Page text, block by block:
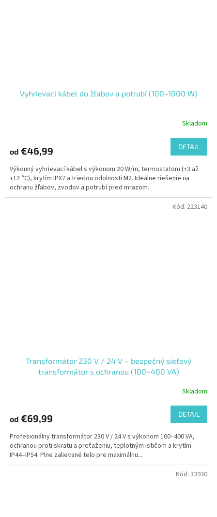
Vyhrievací kábel do žľabov a potrubí (100–1000 W)
Skladom
od €46,99 DETAIL
Výkonný vyhrievací kábel s výkonom 20 W/m, termostatom (+3 až
+12 °C), krytím IPX7 a triedou odolnosti M2. Ideálne riešenie na
ochranu žľabov, zvodov a potrubí pred mrazom.
Transformátor 230 V / 24 V – bezpečný sieťový
transformátor s ochranou (100–400 VA)
Skladom
od €69,99 DETAIL
Profesionálny transformátor 230 V / 24 V s výkonom 100–400 VA,
ochranou proti skratu a preťaženiu, teplotným ističom a krytím
IP44–IP54. Plne zalievané telo pre maximálnu...
Kód: 223140
Kód: 33930